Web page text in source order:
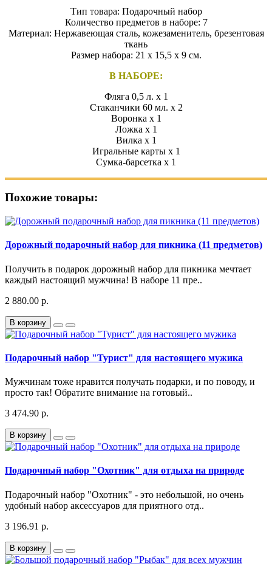
Тип товара: Подарочный набор
Количество предметов в наборе: 7
Материал: Нержавеющая сталь, кожезаменитель, брезентовая
ткань
Размер набора: 21 x 15,5 x 9 см.
В НАБОРЕ:
Фляга 0,5 л. x 1
Cтаканчики 60 мл. x 2
Воронка x 1
Ложка x 1
Вилка x 1
Игральные карты x 1
Сумка-барсетка x 1
Похожие товары:
Дорожный подарочный набор для пикника (11 предметов)
Получить в подарок дорожный набор для пикника мечтает
каждый настоящий мужчина! В наборе 11 пре..
2 880.00 р.
В корзину
Подарочный набор "Турист" для настоящего мужика
Мужчинам тоже нравится получать подарки, и по поводу, и
просто так! Обратите внимание на готовый..
3 474.90 р.
В корзину
Подарочный набор "Охотник" для отдыха на природе
Подарочный набор "Охотник" - это небольшой, но очень
удобный набор аксессуаров для приятного отд..
3 196.91 р.
В корзину